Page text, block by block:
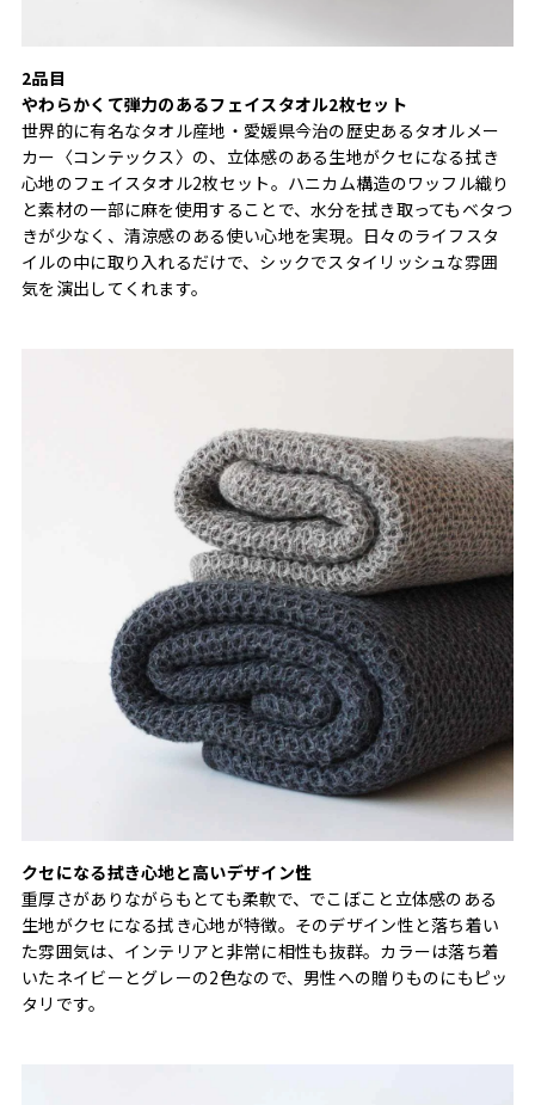
2品目
やわらかくて弾力のあるフェイスタオル2枚セット
世界的に有名なタオル産地・愛媛県今治の歴史あるタオルメー
カー〈コンテックス〉の、立体感のある生地がクセになる拭き
心地のフェイスタオル2枚セット。ハニカム構造のワッフル織り
と素材の一部に麻を使用することで、水分を拭き取ってもベタつ
きが少なく、清涼感のある使い心地を実現。日々のライフスタ
イルの中に取り入れるだけで、シックでスタイリッシュな雰囲
気を演出してくれます。
クセになる拭き心地と高いデザイン性
重厚さがありながらもとても柔軟で、でこぼこと立体感のある
生地がクセになる拭き心地が特徴。そのデザイン性と落ち着い
た雰囲気は、インテリアと非常に相性も抜群。カラーは落ち着
いたネイビーとグレーの2色なので、男性への贈りものにもピッ
タリです。